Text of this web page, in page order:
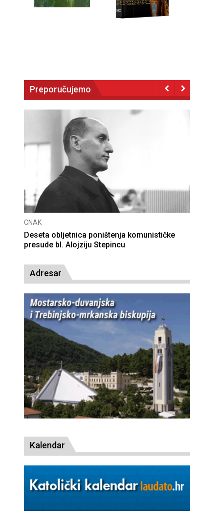
Preporučujemo
CNAK
Deseta obljetnica poništenja komunističke
presude bl. Alojziju Stepincu
Adresar
Kalendar